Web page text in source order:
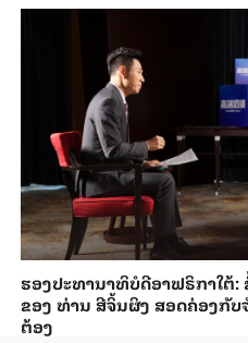
ຮອງ​ປະທາ​ນາ​ທິ​ບໍ​ດີອ​າ​ຟ​ຣິ​ກາ​ໃຕ້:
ຂອງ ທ່ານ ສີ​ຈິ້ນ​ຜິງ ​ສ​ອດ​ຄ່ອງ​ກັ
ຕ້ອງ